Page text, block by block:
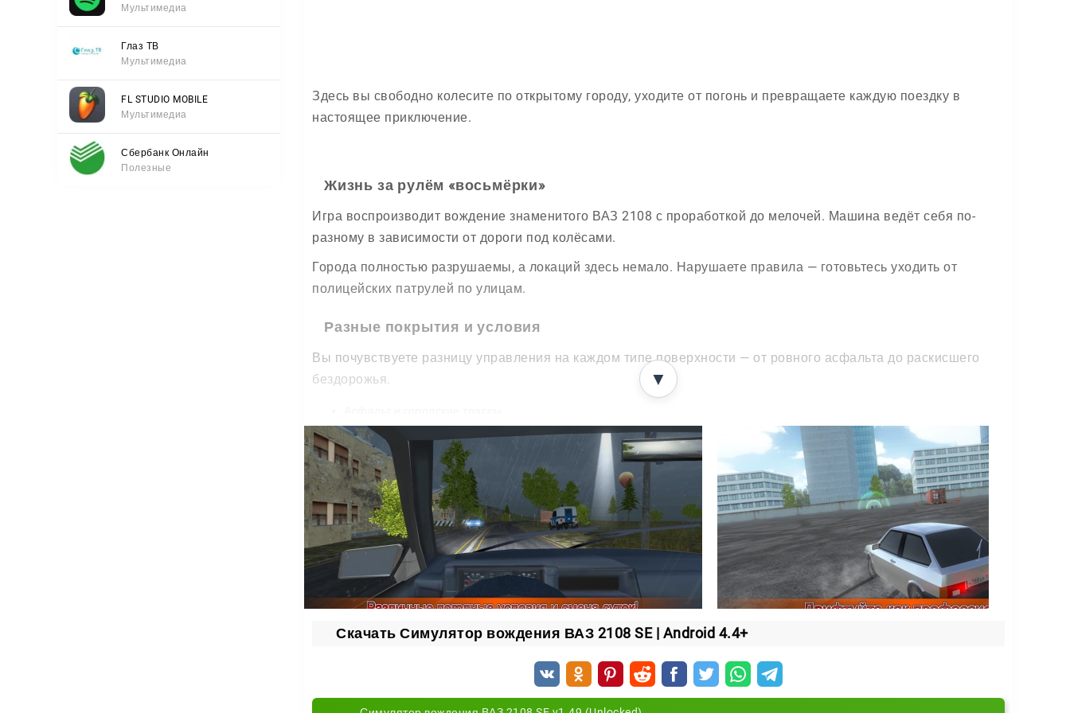
Мультимедиа
Глаз ТВ
Мультимедиа
FL STUDIO MOBILE
Мультимедиа
Сбербанк Онлайн
Полезные
Здесь вы свободно колесите по открытому городу, уходите от погонь и превращаете каждую поездку в
настоящее приключение.
Жизнь за рулём «восьмёрки»
Игра воспроизводит вождение знаменитого ВАЗ 2108 с проработкой до мелочей. Машина ведёт себя по-
разному в зависимости от дороги под колёсами.
Города полностью разрушаемы, а локаций здесь немало. Нарушаете правила — готовьтесь уходить от
полицейских патрулей по улицам.
Разные покрытия и условия
Вы почувствуете разницу управления на каждом типе поверхности — от ровного асфальта до раскисшего
бездорожья.
Грязь и грунтовка
Песок
Снег и зимнее бездорожье
Тюнинг и настройка под себя
Своего «железного коня» можно прокачать и переделать на свой вкус. А управление подстраивается
полностью под ваши привычки.
Тюнинг внешнего вида и характеристик авто
Свобода и сюжетные заезды
▼
Скачать Симулятор вождения ВАЗ 2108 SE | Android 4.4+